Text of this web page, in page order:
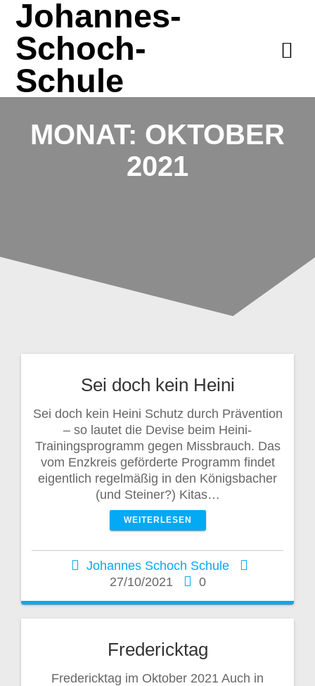
Zum
Inhalt
Johannes-
Schoch-
Schule
MONAT: OKTOBER
2021
Sei doch kein Heini
Sei doch kein Heini Schutz durch Prävention
– so lautet die Devise beim Heini-
Trainingsprogramm gegen Missbrauch. Das
vom Enzkreis geförderte Programm findet
eigentlich regelmäßig in den Königsbacher
(und Steiner?) Kitas…
WEITERLESEN
Johannes Schoch Schule
27/10/2021
0
Fredericktag
Fredericktag im Oktober 2021 Auch in